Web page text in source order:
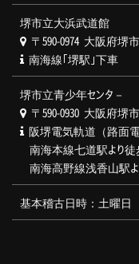
堺市立大浜武道館
〒590-0974 大阪府堺
南海線｢堺駅｣下車
堺市立青少年センタ－
〒590-0930 大阪府堺
阪堺電気軌道（路面
南海本線七道駅より徒
南海高野線浅香山駅よ
基本稽古日時：土曜日